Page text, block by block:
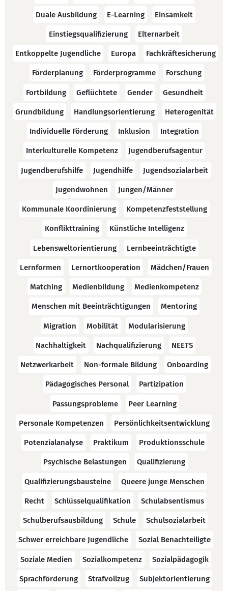
Duale Ausbildung E-Learning Einsamkeit
Einstiegsqualifizierung Elternarbeit
Entkoppelte Jugendliche Europa Fachkräftesicherung
Förderplanung Förderprogramme Forschung
Fortbildung Geflüchtete Gender Gesundheit
Grundbildung Handlungsorientierung Heterogenität
Individuelle Förderung Inklusion Integration
Interkulturelle Kompetenz Jugendberufsagentur
Jugendberufshilfe Jugendhilfe Jugendsozialarbeit
Jugendwohnen Jungen/Männer
Kommunale Koordinierung Kompetenzfeststellung
Konflikttraining Künstliche Intelligenz
Lebensweltorientierung Lernbeeinträchtigte
Lernformen Lernortkooperation Mädchen/Frauen
Matching Medienbildung Medienkompetenz
Menschen mit Beeinträchtigungen Mentoring
Migration Mobilität Modularisierung
Nachhaltigkeit Nachqualifizierung NEETS
Netzwerkarbeit Non-formale Bildung Onboarding
Pädagogisches Personal Partizipation
Passungsprobleme Peer Learning
Personale Kompetenzen Persönlichkeitsentwicklung
Potenzialanalyse Praktikum Produktionsschule
Psychische Belastungen Qualifizierung
Qualifizierungsbausteine Queere junge Menschen
Recht Schlüsselqualifikation Schulabsentismus
Schulberufsausbildung Schule Schulsozialarbeit
Schwer erreichbare Jugendliche Sozial Benachteiligte
Soziale Medien Sozialkompetenz Sozialpädagogik
Sprachförderung Strafvollzug Subjektorientierung